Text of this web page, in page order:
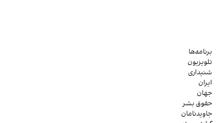
برنامه‌ها
تلویزیون
شنیداری
ایران
جهان
حقوق بشر
جاویدنامان